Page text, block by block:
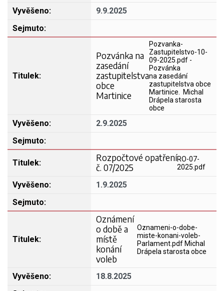
9.9.2025
Pozvánka na
zasedání
zastupitelstva
obce
Martinice
Pozvanka-
Zastupitelstvo-10-
09-2025.pdf -
Pozvánka
na zasedání
zastupitelstva obce
Martinice. Michal
Drápela starosta
obce
2.9.2025
Rozpočtové opatření
č. 07/2025
RO-07-
2025.pdf
1.9.2025
Oznámení
o době a
místě
konání
voleb
Oznameni-o-dobe-
miste-konani-voleb-
Parlament.pdf Michal
Drápela starosta obce
18.8.2025